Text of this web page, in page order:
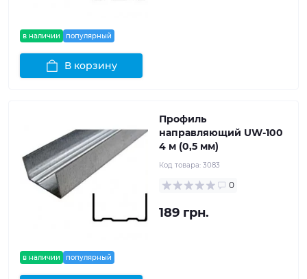
в наличии популярный
В корзину
в наличии популярный
Профиль
направляющий UW-100
4 м (0,5 мм)
Код товара: 3083
0
189 грн.